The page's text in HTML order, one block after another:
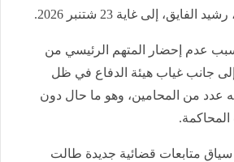
إلى غاية 23 شتنبر 2026.
عدم إحضار المتهم الرئيسي من
جانب غياب هيئة الدفاع في ظل
عدد من المحامين، وهو ما حال دون
متابعات قضائية جديدة طالت